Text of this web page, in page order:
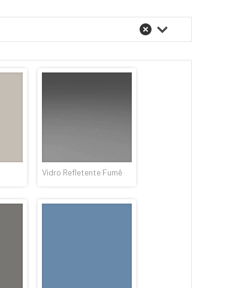
Vidro Refletente Fumê